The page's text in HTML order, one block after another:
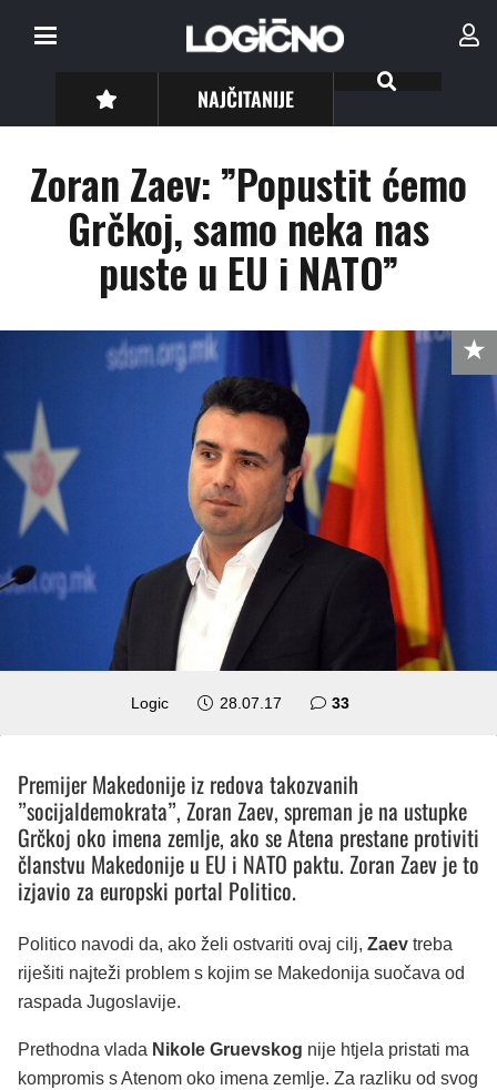
NAJČITANIJE
Zoran Zaev: ”Popustit ćemo
Grčkoj, samo neka nas
puste u EU i NATO”
Logic 28.07.17 33komentara
Premijer Makedonije iz redova takozvanih
”socijaldemokrata”, Zoran Zaev, spreman je na ustupke
Grčkoj oko imena zemlje, ako se Atena prestane protiviti
članstvu Makedonije u EU i NATO paktu. Zoran Zaev je to
izjavio za europski portal Politico.
Politico navodi da, ako želi ostvariti ovaj cilj, Zaev treba
riješiti najteži problem s kojim se Makedonija suočava od
raspada Jugoslavije.
Prethodna vlada Nikole Gruevskog nije htjela pristati ma
kompromis s Atenom oko imena zemlje. Za razliku od svog